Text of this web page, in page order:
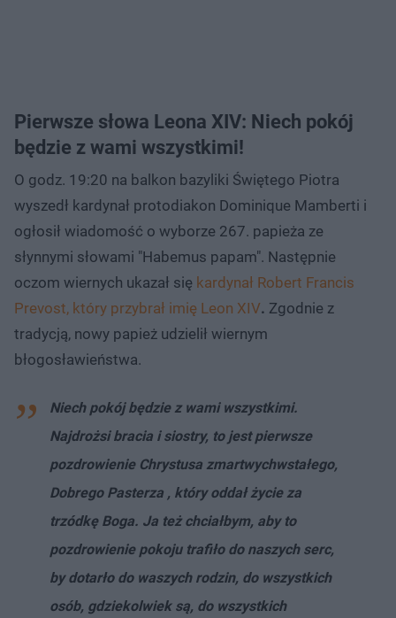
Pierwsze słowa Leona XIV: Niech pokój
będzie z wami wszystkimi!
O godz. 19:20 na balkon bazyliki Świętego Piotra
wyszedł kardynał protodiakon Dominique Mamberti i
ogłosił wiadomość o wyborze 267. papieża ze
słynnymi słowami "Habemus papam". Następnie
oczom wiernych ukazał się kardynał Robert Francis
Prevost, który przybrał imię Leon XIV. Zgodnie z
tradycją, nowy papież udzielił wiernym
błogosławieństwa.
Niech pokój będzie z wami wszystkimi.
Najdrożsi bracia i siostry, to jest pierwsze
pozdrowienie Chrystusa zmartwychwstałego,
Dobrego Pasterza , który oddał życie za
trzódkę Boga. Ja też chciałbym, aby to
pozdrowienie pokoju trafiło do naszych serc,
by dotarło do waszych rodzin, do wszystkich
osób, gdziekolwiek są, do wszystkich